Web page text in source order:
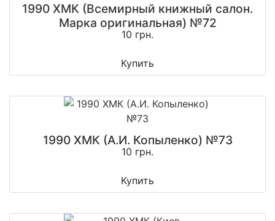
1990 ХМК (Всемирный книжный салон.
Марка оригинальная) №72
10 грн.
Купить
1990 ХМК (А.И. Копыленко) №73
10 грн.
Купить